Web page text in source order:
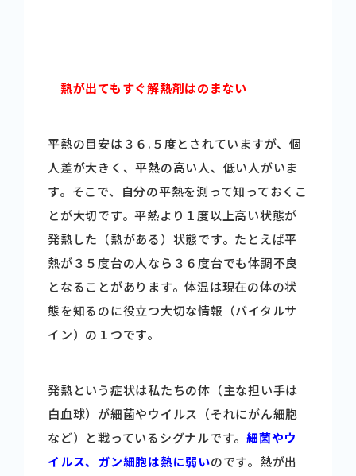
熱が出てもすぐ解熱剤はのまない
平熱の目安は３６.５度とされていますが、個
人差が大きく、平熱の高い人、低い人がいま
す。そこで、自分の平熱を測って知っておくこ
とが大切です。平熱より１度以上高い状態が
発熱した（熱がある）状態です。たとえば平
熱が３５度台の人なら３６度台でも体調不良
となることがあります。体温は現在の体の状
態を知るのに役立つ大切な情報（バイタルサ
イン）の１つです。
発熱という症状は私たちの体（主な担い手は
白血球）が細菌やウイルス（それにがん細胞
など）と戦っているシグナルです。 細菌やウ
イルス、ガン細胞は熱に弱いのです。熱が出